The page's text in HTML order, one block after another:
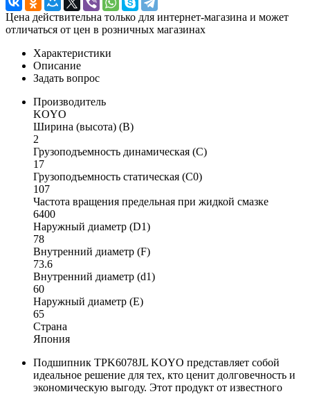
Цена действительна только для интернет-магазина и может
отличаться от цен в розничных магазинах
Характеристики
Описание
Задать вопрос
Производитель
KOYO
Ширина (высота) (B)
2
Грузоподъемность динамическая (C)
17
Грузоподъемность статическая (C0)
107
Частота вращения предельная при жидкой смазке
6400
Наружный диаметр (D1)
78
Внутренний диаметр (F)
73.6
Внутренний диаметр (d1)
60
Наружный диаметр (E)
65
Страна
Япония
Подшипник TPK6078JL KOYO представляет собой
идеальное решение для тех, кто ценит долговечность и
экономическую выгоду. Этот продукт от известного